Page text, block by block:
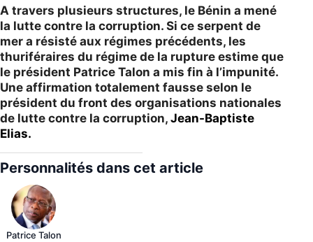
A travers plusieurs structures, le Bénin a mené
la lutte contre la corruption. Si ce serpent de
mer a résisté aux régimes précédents, les
thuriféraires du régime de la rupture estime que
le président Patrice Talon a mis fin à l’impunité.
Une affirmation totalement fausse selon le
président du front des organisations nationales
de lutte contre la corruption, Jean-Baptiste
Elias.
Personnalités dans cet article
Patrice Talon